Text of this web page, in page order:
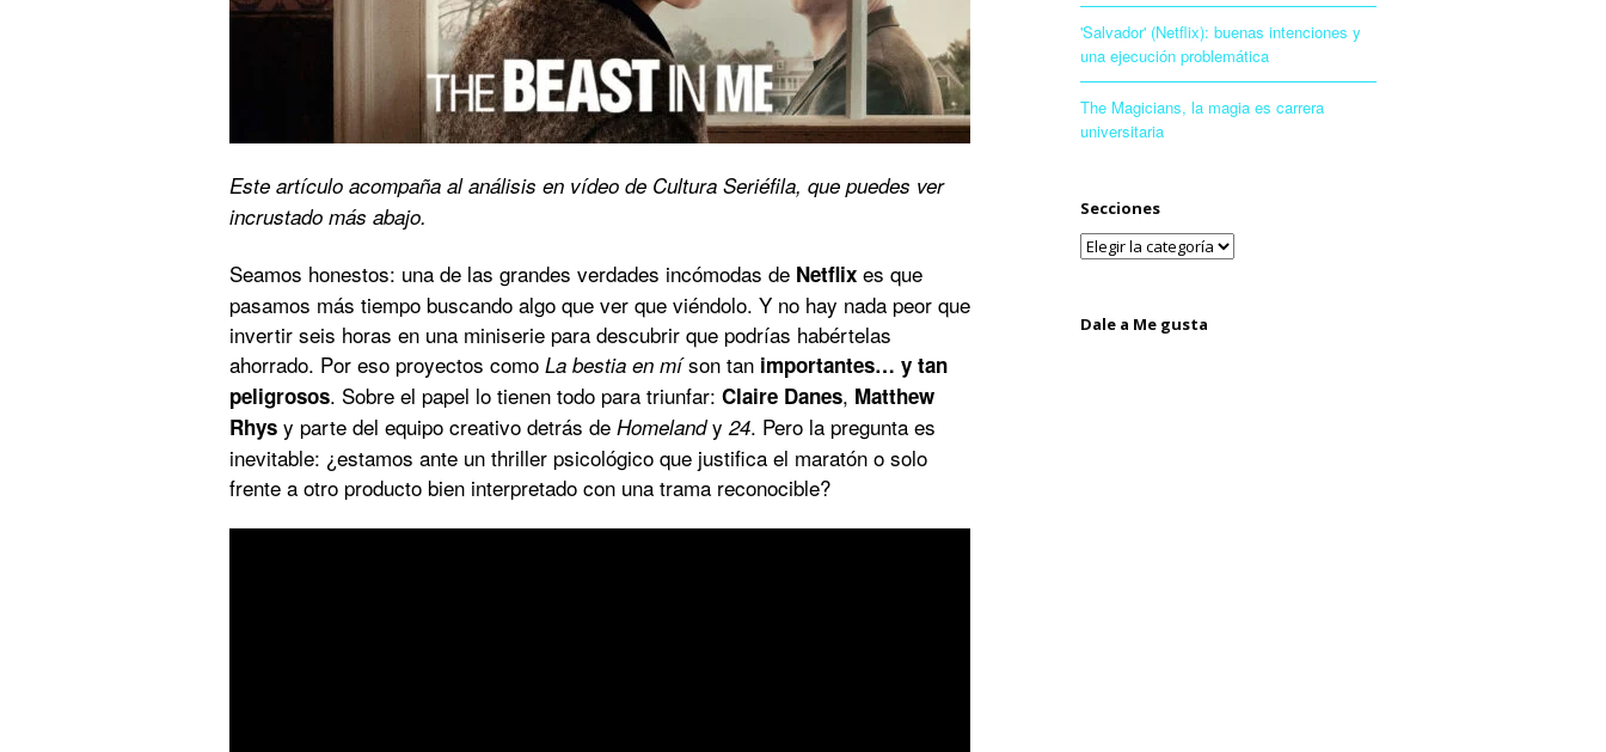
Este artículo acompaña al análisis en vídeo de Cultura Seriéfila, que puedes ver
incrustado más abajo.
Seamos honestos: una de las grandes verdades incómodas de Netflix es que
pasamos más tiempo buscando algo que ver que viéndolo. Y no hay nada peor que
invertir seis horas en una miniserie para descubrir que podrías habértelas
ahorrado. Por eso proyectos como La bestia en míson tan importantes… y tan
peligrosos. Sobre el papel lo tienen todo para triunfar: Claire Danes, Matthew
Rhys y parte del equipo creativo detrás de Homelandy 24. Pero la pregunta es
inevitable: ¿estamos ante un thriller psicológico que justifica el maratón o solo
frente a otro producto bien interpretado con una trama reconocible?
'Salvador' (Netflix): buenas intenciones y
una ejecución problemática
The Magicians, la magia es carrera
universitaria
Secciones
Dale a Me gusta